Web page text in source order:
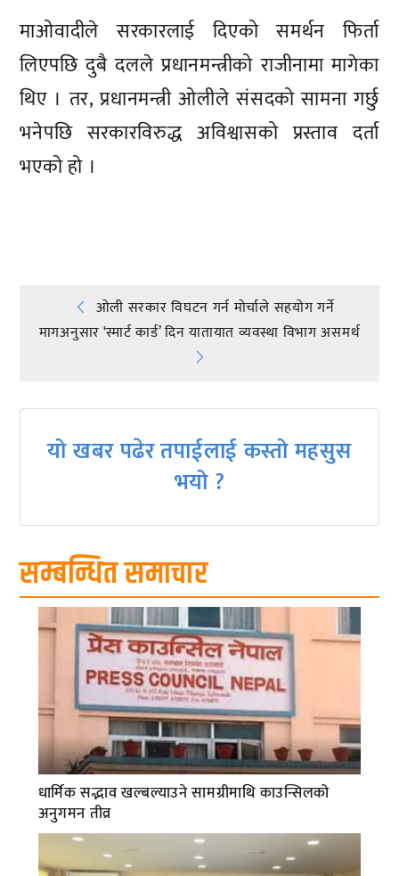
माओवादीले सरकारलाई दिएको समर्थन फिर्ता
लिएपछि दुबै दलले प्रधानमन्त्रीको राजीनामा मागेका
थिए । तर, प्रधानमन्त्री ओलीले संसदको सामना गर्छु
भनेपछि सरकारविरुद्ध अविश्वासको प्रस्ताव दर्ता
भएको हो ।
Post
navigation
ओली सरकार विघटन गर्न मोर्चाले सहयोग गर्ने
मागअनुसार ‘स्मार्ट कार्ड’ दिन यातायात व्यवस्था विभाग असमर्थ
यो खबर पढेर तपाईलाई कस्तो महसुस
भयो ?
सम्बन्धित समाचार
धार्मिक सद्भाव खल्बल्याउने सामग्रीमाथि काउन्सिलको
अनुगमन तीव्र